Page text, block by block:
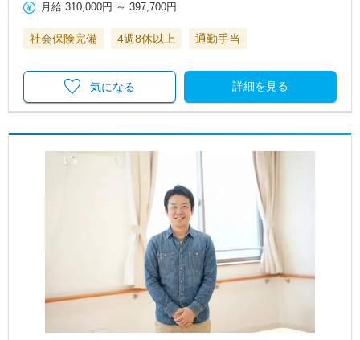
月給 310,000円 ～397,700円
社会保険完備 4週8休以上 通勤手当
詳細を見る
気になる